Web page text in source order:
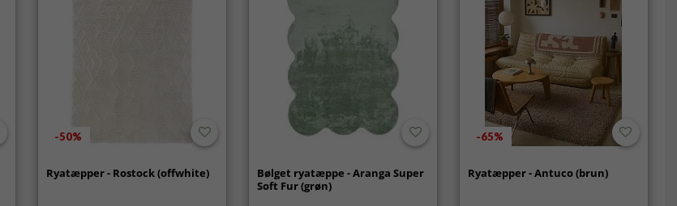
-50%
Ryatæpper - Rostock (offwhite)
Bølget ryatæppe - Aranga Super
Soft Fur (grøn)
-65%
Ryatæpper - Antuco (brun)